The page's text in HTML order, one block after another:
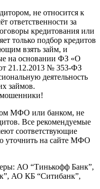
не относится к
ответственности за
кредитования или
только подбор кредитов
взять займ, и
на основании ФЗ «О
21.12.2013 № 353-ФЗ
деятельность
займов.
МФО или банком, не
Все рекомендуемые
соответствующие
уточнить на сайте МФО
АО “Тинькофф Банк”,
АО КБ “Ситибанк”,